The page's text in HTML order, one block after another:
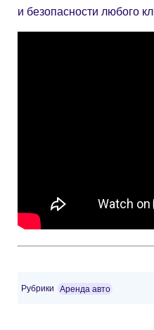
и безопасности любого
Рубрики Аренда авто